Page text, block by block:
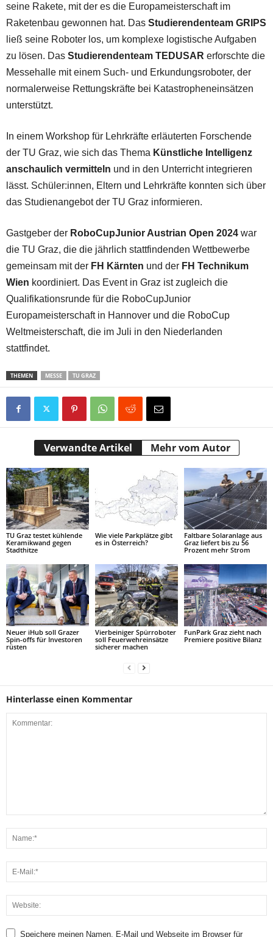
seine Rakete, mit der es die Europameisterschaft im
Raketenbau gewonnen hat. Das Studierendenteam GRIPS
ließ seine Roboter los, um komplexe logistische Aufgaben
zu lösen. Das Studierendenteam TEDUSAR erforschte die
Messehalle mit einem Such- und Erkundungsroboter, der
normalerweise Rettungskräfte bei Katastropheneinsätzen
unterstützt.
In einem Workshop für Lehrkräfte erläuterten Forschende
der TU Graz, wie sich das Thema Künstliche Intelligenz
anschaulich vermitteln und in den Unterricht integrieren
lässt. Schüler:innen, Eltern und Lehrkräfte konnten sich über
das Studienangebot der TU Graz informieren.
Gastgeber der RoboCupJunior Austrian Open 2024 war
die TU Graz, die die jährlich stattfindenden Wettbewerbe
gemeinsam mit der FH Kärnten und der FH Technikum
Wien koordiniert. Das Event in Graz ist zugleich die
Qualifikationsrunde für die RoboCupJunior
Europameisterschaft in Hannover und die RoboCup
Weltmeisterschaft, die im Juli in den Niederlanden
stattfindet.
THEMEN MESSE TU GRAZ
Verwandte Artikel Mehr vom Autor
TU Graz testet kühlende
Keramikwand gegen
Stadthitze
Wie viele Parkplätze gibt
es in Österreich?
Faltbare Solaranlage aus
Graz liefert bis zu 56
Prozent mehr Strom
Neuer iHub soll Grazer
Spin-offs für Investoren
rüsten
Vierbeiniger Spürroboter
soll Feuerwehreinsätze
sicherer machen
FunPark Graz zieht nach
Premiere positive Bilanz
Hinterlasse einen Kommentar
Speichere meinen Namen, E-Mail und Webseite im Browser für